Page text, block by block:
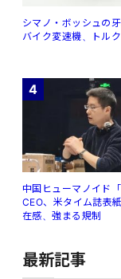
シマノ・ボッシュの
バイク変速機、トル
4
中国ヒューマノイド
CEO、米タイム誌表
在感、強まる規制
最新記事